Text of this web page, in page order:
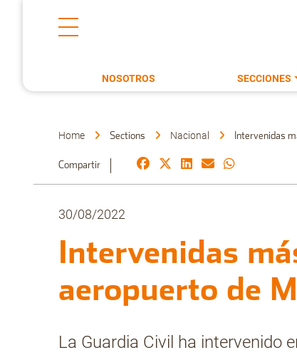
NOSOTROS SECCIONES
Home Sections Nacional Intervenidas
Compartir
30/08/2022
Intervenidas
aeropuerto de
La Guardia Civil ha intervenido